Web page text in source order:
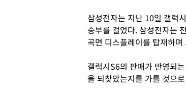
삼성전자는 지난 10일 갤럭
승부를 걸었다. 삼성전자는
곡면 디스플레이를 탑재하
갤럭시S6의 판매가 반영되
을 되찾았는지를 가를 것으